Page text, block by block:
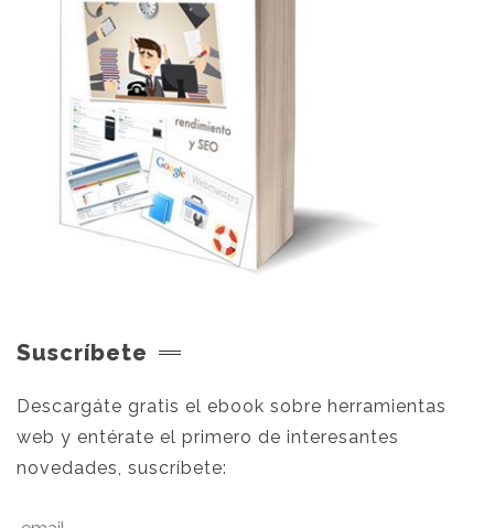
Suscríbete
Descargáte gratis el ebook sobre herramientas
web y entérate el primero de interesantes
novedades, suscríbete: